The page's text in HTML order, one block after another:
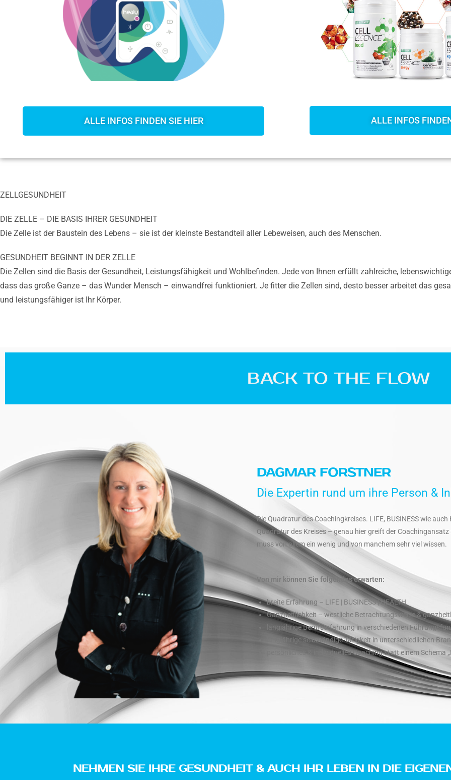
ALLE INFOS FINDEN SIE HIER ALLE INFOS
ZELLGESUNDHEIT
DIE ZELLE – DIE BASIS IHRER GESUNDHEIT
Die Zelle ist der Baustein des Lebens – sie ist der kleinste Bestandteil aller Lebeweisen, auch des Menschen.
GESUNDHEIT BEGINNT IN DER ZELLE
Die Zellen sind die Basis der Gesundheit, Leistungsfähigkeit und Wohlbefinden. Jede von Ihnen erfüllt zahlreiche,
dass das große Ganze – das Wunder Mensch – einwandfrei funktioniert. Je fitter die Zellen sind, desto besser arbeitet das
und leistungsfähiger ist Ihr Körper.
BACK TO THE FLOW
DAGMAR FORSTNER
Die Expertin rund um ihre Person &
Die Quadratur des Coachingkreises. LIFE, BUSINESS wie
Quadratur des Kreises – genau hier greift der
muss von allem ein wenig und von manchem sehr viel wissen.
Von mir können Sie folgendes erwarten:
breite Erfahrung – LIFE | BUSINESS | HEALTH
Ganzheitlichkeit – westliche Betrachtungsweise &
langjährige Berufserfahrung in verschiedenen
langjährige selbständige Tätigkeit in unterschiedlichen
persönliches & individuelles Coaching statt einem Schema
NEHMEN SIE IHRE GESUNDHEIT & AUCH IHR LEBEN IN DIE